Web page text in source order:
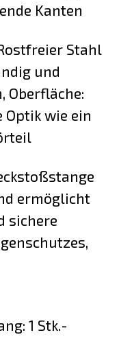
Kanten
Stahl
und
Oberfläche:
wie ein
ermöglicht
sichere
1 Stk.-